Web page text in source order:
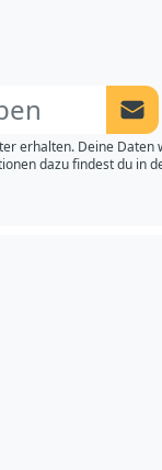
erhalten. Deine
dazu findest du in